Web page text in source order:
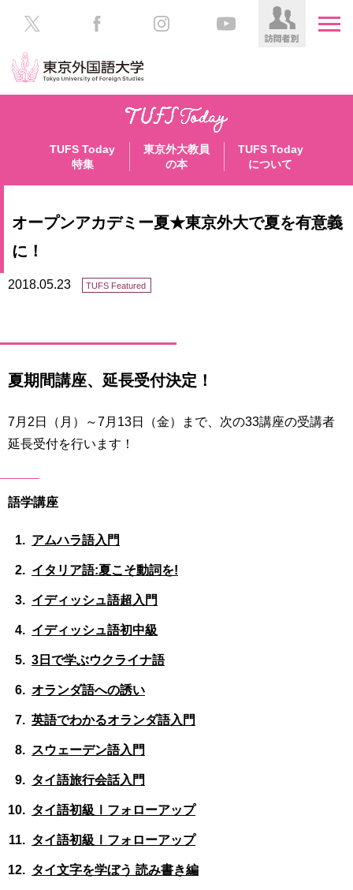
学
部・
大
教
究
社
携
入
情
寄
を
る
問
合
せ
通
方
在
生
方
護
の
卒
業
の
方
一
地
の
教
員
用
TUFS Today
特集
東京外大教員
の本
TUFS Today
について
オープンアカデミー夏★東京外大で夏を有意義
に！
2018.05.23 TUFS Featured
夏期間講座、延長受付決定！
7月2日（月）～7月13日（金）まで、次の33講座の受講者
延長受付を行います！
語学講座
アムハラ語入門
イタリア語:夏こそ動詞を!
イディッシュ語超入門
イディッシュ語初中級
3日で学ぶウクライナ語
オランダ語への誘い
英語でわかるオランダ語入門
スウェーデン語入門
タイ語旅行会話入門
タイ語初級Ⅰフォローアップ
タイ語初級Ⅰフォローアップ
タイ文字を学ぼう 読み書き編